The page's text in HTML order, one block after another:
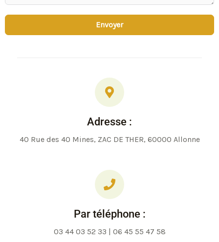
Envoyer
Adresse :
40 Rue des 40 Mines, ZAC DE THER, 60000 Allonne
Par téléphone :
03 44 03 52 33 | 06 45 55 47 58